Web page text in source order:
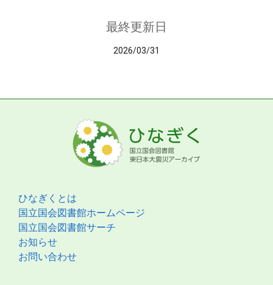
最終更新日
2026/03/31
ひなぎくとは
国立国会図書館ホームページ
国立国会図書館サーチ
お知らせ
お問い合わせ